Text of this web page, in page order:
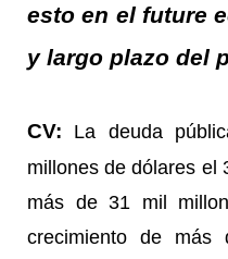
esto en el future
y largo plazo del
CV: La deuda
millones de dólares el
más de 31 mil
crecimiento de